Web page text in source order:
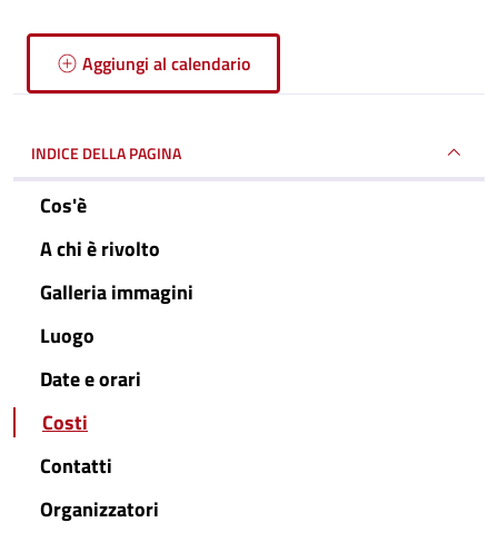
Aggiungi al calendario
INDICE DELLA PAGINA
Cos'è
A chi è rivolto
Galleria immagini
Luogo
Date e orari
Costi
Contatti
Organizzatori